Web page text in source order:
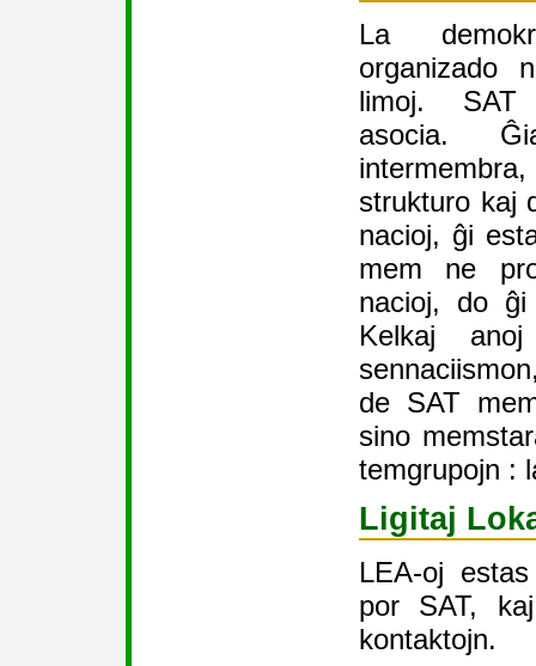
La
organizado
limoj. SAT
asocia.
strukturo kaj
nacioj, ĝi
mem ne
nacioj, do ĝi
Kelkaj
de SAT
sino
temgrupojn :
Ligitaj
LEA-oj
por SAT,
kontaktojn.